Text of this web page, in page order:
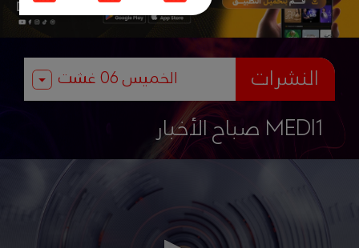
النشرات
صباح الأخبار MEDI1